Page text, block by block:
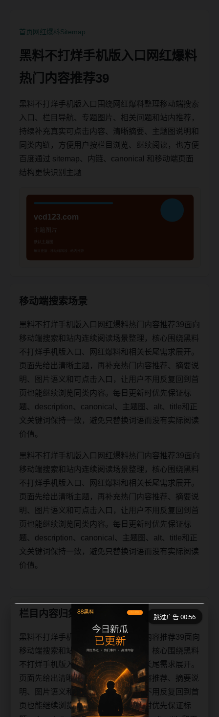
首页网红爆料Sitemap
黑料不打烊手机版入口网红爆料
热门内容推荐39
黑料不打烊手机版入口围绕网红爆料整理移动端搜索
入口、栏目导航、专题图片、相关问题和站内推荐，
持续补充真实可点击内容、清晰摘要、主题图说明和
同类内链，方便用户按栏目浏览、继续阅读，也方便
百度通过 sitemap、内链、canonical 和移动端页面
结构更快识别主题
移动端搜索场景
黑料不打烊手机版入口网红爆料热门内容推荐39面向
移动端搜索和站内连续阅读场景整理，核心围绕黑料
不打烊手机版入口、网红爆料和相关长尾需求展开。
页面先给出清晰主题，再补充热门内容推荐、摘要说
明、图片语义和可点击入口，让用户不用反复回到首
页也能继续浏览同类内容。每日更新时优先保证标
题、description、canonical、主题图、alt、title和正
文关键词保持一致，避免只替换词语而没有实际阅读
价值。
黑料不打烊手机版入口网红爆料热门内容推荐39面向
移动端搜索和站内连续阅读场景整理，核心围绕黑料
不打烊手机版入口、网红爆料和相关长尾需求展开。
页面先给出清晰主题，再补充热门内容推荐、摘要说
明、图片语义和可点击入口，让用户不用反复回到首
页也能继续浏览同类内容。每日更新时优先保证标
题、description、canonical、主题图、alt、title和正
文关键词保持一致，避免只替换词语而没有实际阅读
价值。
栏目内容归集
黑料不打烊手机版入口网红爆料热门内容推荐39面向
移动端搜索和站内连续阅读场景整理，核心围绕黑料
不打烊手机版入口、网红爆料和相关长尾需求展开。
页面先给出清晰主题，再补充热门内容推荐、摘要说
明、图片语义和可点击入口，让用户不用反复回到首
页也能继续浏览同类内容。每日更新时优先保证标
跳过广告 00:56